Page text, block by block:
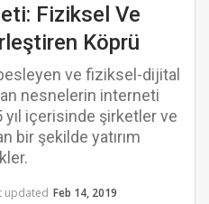
Fiziksel Ve
Köprü
ve fiziksel-dijital
nesnelerin interneti
içerisinde şirketler ve
bir şekilde yatırım
updated Feb 14, 2019